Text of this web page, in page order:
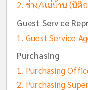
ช่าง/แม่บ้าน (นิติอ
Guest Service
Guest Service
Purchasing
Purchasing
Purchasing